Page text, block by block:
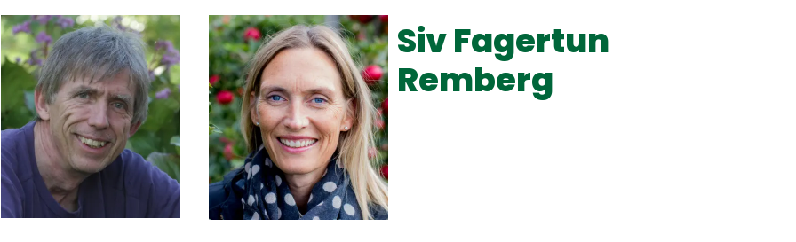
Siv Fagertun
Remberg